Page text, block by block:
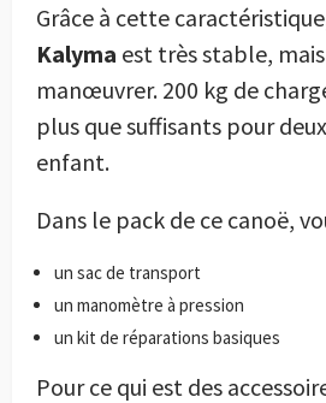
Grâce à cette
Kalyma est très stable,
manœuvrer. 200 kg de
plus que suffisants pour
enfant.
Dans le pack de ce canoë,
un sac de transport
un manomètre à pression
un kit de réparations basiques
Pour ce qui est des